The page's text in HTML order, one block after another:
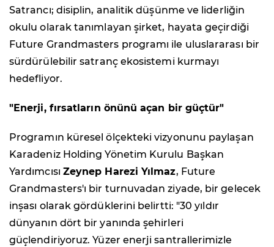
Satrancı; disiplin, analitik düşünme ve liderliğin
okulu olarak tanımlayan şirket, hayata geçirdiği
Future Grandmasters programı ile uluslararası bir
sürdürülebilir satranç ekosistemi kurmayı
hedefliyor.
"Enerji, fırsatların önünü açan bir güçtür"
Programın küresel ölçekteki vizyonunu paylaşan
Karadeniz Holding Yönetim Kurulu Başkan
Yardımcısı Zeynep Harezi Yılmaz, Future
Grandmasters'ı bir turnuvadan ziyade, bir gelecek
inşası olarak gördüklerini belirtti: "30 yıldır
dünyanın dört bir yanında şehirleri
güçlendiriyoruz. Yüzer enerji santrallerimizle